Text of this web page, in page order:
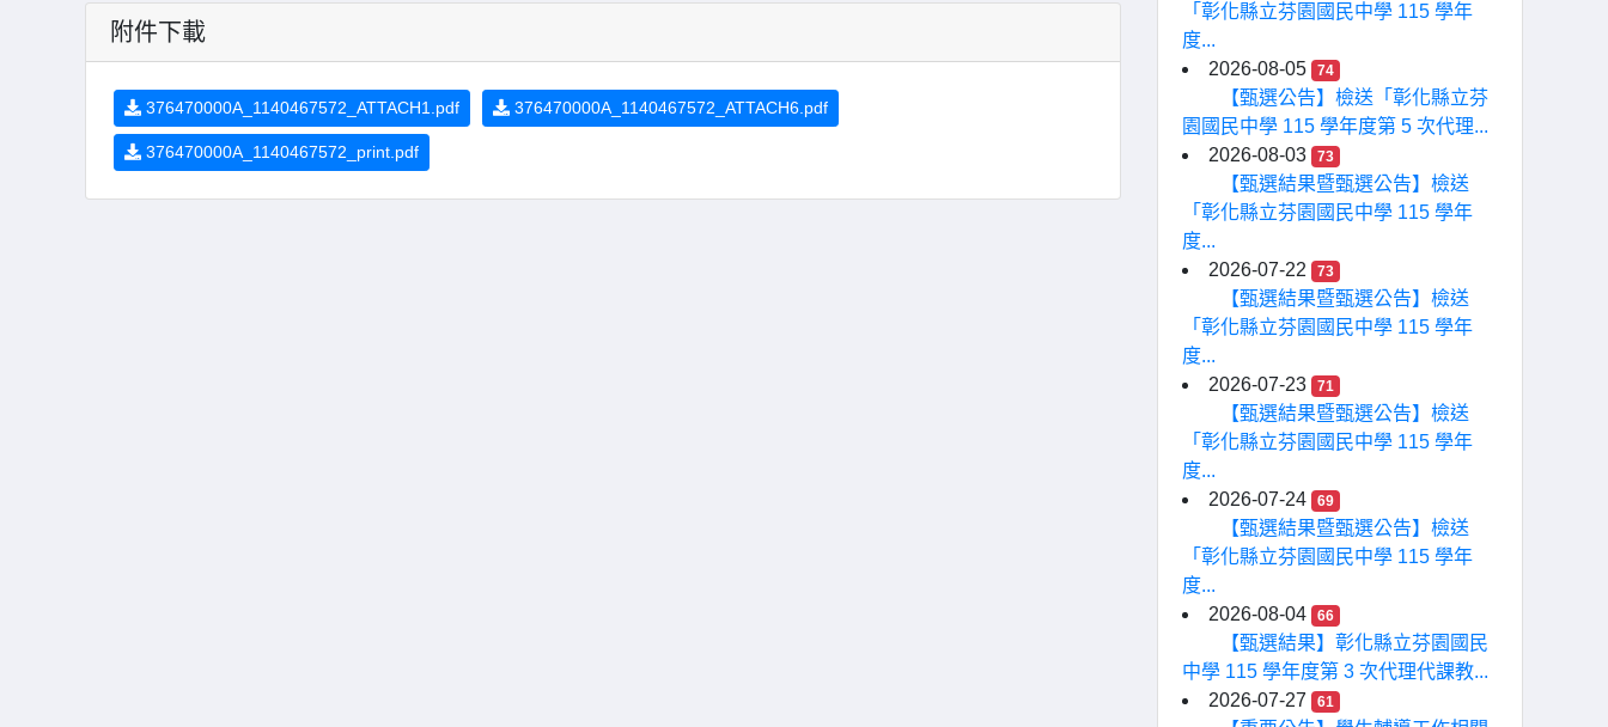
附件下載
376470000A_1140467572_ATTACH1.pdf 376470000A_1140467572_ATTACH6.pdf
376470000A_1140467572_print.pdf
「彰化縣立芬園國民中學 115 學年
度...
2026-08-05
74
【甄選公告】檢送「彰化縣立芬
園國民中學 115 學年度第 5 次代理...
2026-08-03
73
【甄選結果暨甄選公告】檢送
「彰化縣立芬園國民中學 115 學年
度...
2026-07-22
73
【甄選結果暨甄選公告】檢送
「彰化縣立芬園國民中學 115 學年
度...
2026-07-23
71
【甄選結果暨甄選公告】檢送
「彰化縣立芬園國民中學 115 學年
度...
2026-07-24
69
【甄選結果暨甄選公告】檢送
「彰化縣立芬園國民中學 115 學年
度...
2026-08-04
66
【甄選結果】彰化縣立芬園國民
中學 115 學年度第 3 次代理代課教...
2026-07-27
61